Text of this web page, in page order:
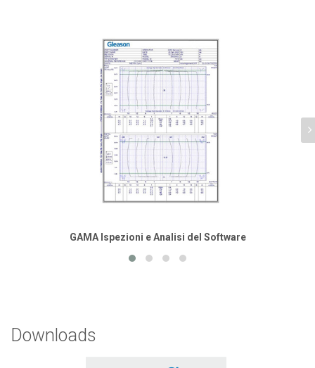
GAMA Ispezioni e Analisi del Software
Downloads